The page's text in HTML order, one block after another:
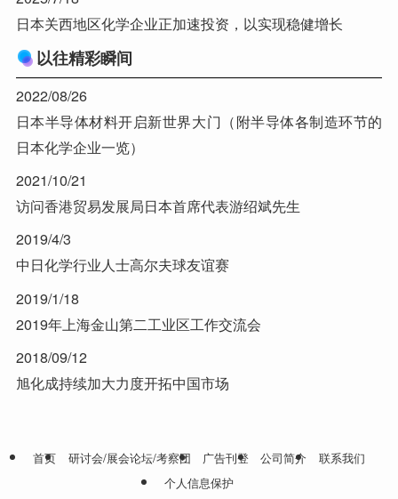
日本关西地区化学企业正加速投资，以实现稳健增长
以往精彩瞬间
2022/08/26
日本半导体材料开启新世界大门（附半导体各制造环节的
日本化学企业一览）
2021/10/21
访问香港贸易发展局日本首席代表游绍斌先生
2019/4/3
中日化学行业人士高尔夫球友谊赛
2019/1/18
2019年上海金山第二工业区工作交流会
2018/09/12
旭化成持续加大力度开拓中国市场
首页 研讨会/展会论坛/考察团 广告刊登 公司简介
联系我们
个人信息保护